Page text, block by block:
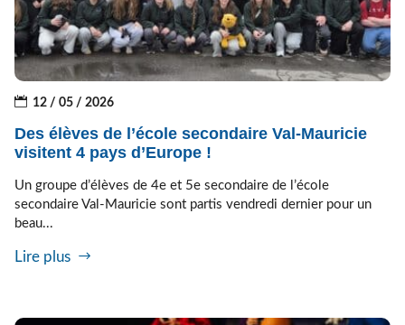
12 / 05 / 2026
Des élèves de l’école secondaire Val-Mauricie
visitent 4 pays d’Europe !
Un groupe d’élèves de 4e et 5e secondaire de l’école
secondaire Val-Mauricie sont partis vendredi dernier pour un
beau...
Lire plus